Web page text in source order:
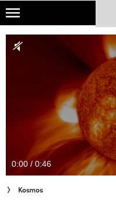
Skip
main
NATIONAL GEOGRAPHIC
Newsletter
Cuda Polski
Wielki Konkurs Fotograficzny
0:00 / 0:46
Kosmos